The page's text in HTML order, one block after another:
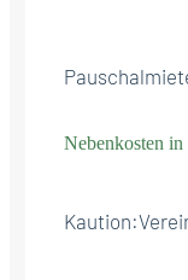
Nebenkosten in
Kaution: